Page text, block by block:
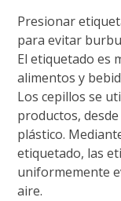
Presionar
para evitar
El etiquetado es
alimentos y
Los cepillos se
productos,
plástico.
etiquetado, las
uniformemente
aire.